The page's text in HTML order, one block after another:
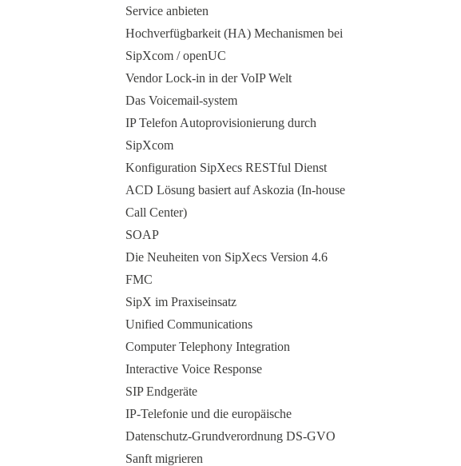
Service anbieten
Hochverfügbarkeit (HA) Mechanismen bei
SipXcom / openUC
Vendor Lock-in in der VoIP Welt
Das Voicemail-system
IP Telefon Autoprovisionierung durch
SipXcom
Konfiguration SipXecs RESTful Dienst
ACD Lösung basiert auf Askozia (In-house
Call Center)
SOAP
Die Neuheiten von SipXecs Version 4.6
FMC
SipX im Praxiseinsatz
Unified Communications
Computer Telephony Integration
Interactive Voice Response
SIP Endgeräte
IP-Telefonie und die europäische
Datenschutz-Grundverordnung DS-GVO
Sanft migrieren